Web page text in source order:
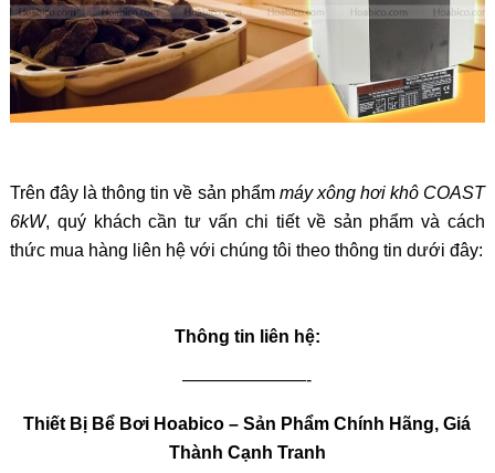
Trên đây là thông tin về sản phẩm máy xông hơi khô COAST
6kW, quý khách cần tư vấn chi tiết về sản phẩm và cách
thức mua hàng liên hệ với chúng tôi theo thông tin dưới đây:
Thông tin liên hệ:
———————-
Thiết Bị Bể Bơi Hoabico – Sản Phẩm Chính Hãng, Giá
Thành Cạnh Tranh